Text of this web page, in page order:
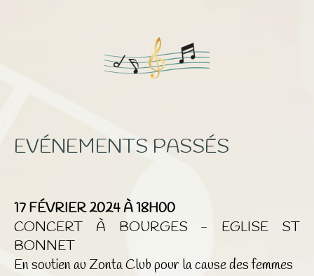
EVÉNEMENTS PASSÉS
17 FÉVRIER 2024 À 18H00
CONCERT À BOURGES - EGLISE ST
BONNET
En soutien au Zonta Club pour la cause des femmes